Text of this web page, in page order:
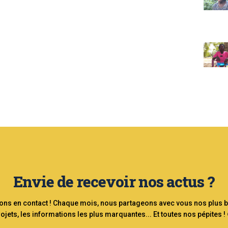
Envie de recevoir nos actus ?
en contact ! Chaque mois, nous partageons avec vous nos plus
les informations les plus marquantes... Et toutes nos pépites !